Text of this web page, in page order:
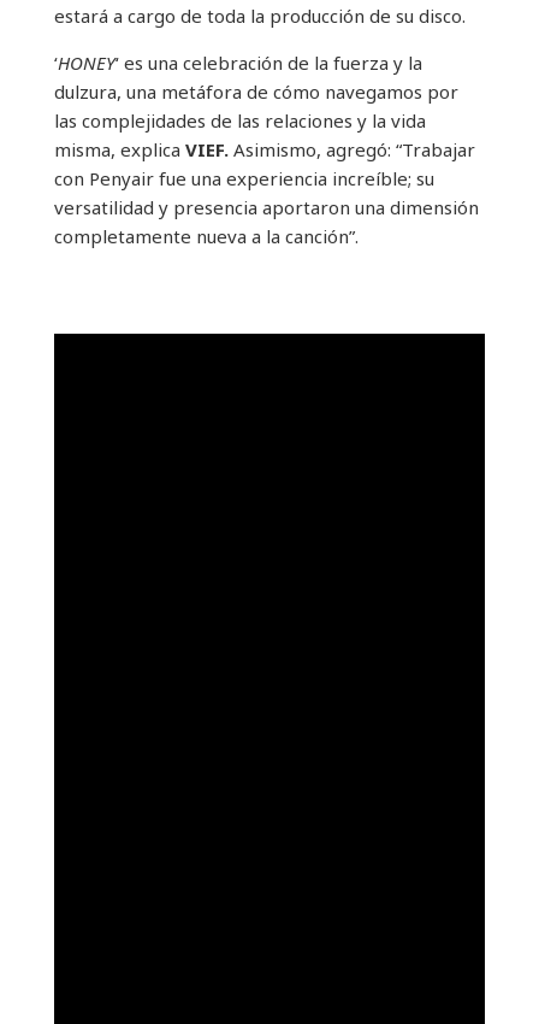
estará a cargo de toda la producción de su disco.
‘HONEY‘ es una celebración de la fuerza y la
dulzura, una metáfora de cómo navegamos por
las complejidades de las relaciones y la vida
misma, explica VIEF.Asimismo, agregó: “Trabajar
con Penyair fue una experiencia increíble; su
versatilidad y presencia aportaron una dimensión
completamente nueva a la canción”.